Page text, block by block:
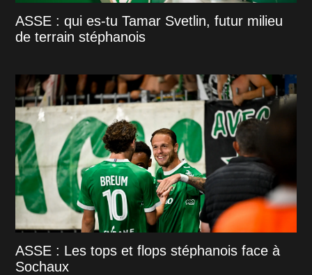
ASSE : qui es-tu Tamar Svetlin, futur milieu
de terrain stéphanois
ASSE : Les tops et flops stéphanois face à
Sochaux